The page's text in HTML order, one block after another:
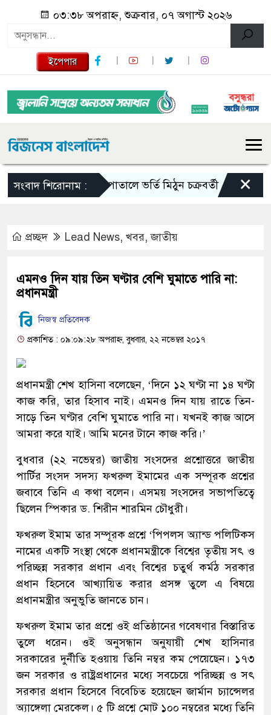
০৩:৩৮ অপরাহ্ন, শুক্রবার, ০৭ অগাস্ট ২০২৬
ইপেপার
সংবাদ শিরোনাম :হাসপাতালে ভর্তি মিঠুন চক্রবর্তী টাঙ্গাইলে
×
প্রচ্ছদ Lead News, খবর,জাতীয়
এমনও দিন যায় তিন ঘণ্টার বেশি ঘুমাতে পারি না:
প্রধানমন্ত্রী
নিজস্ব প্রতিবেদক
প্রকাশিত : ০৯:০৯:২৮ অপরাহ্ন, বুধবার, ২২ নভেম্বর ২০১৭
প্রধানমন্ত্রী শেখ হাসিনা বলেছেন, ‘দিনে ১২ ঘণ্টা না ১৪ ঘণ্টা
কাজ করি, তার হিসাব নাই। এমনও দিন যায় রাতে তিন-
সাড়ে তিন ঘণ্টার বেশি ঘুমাতে পারি না। যখনই কাজ আসে
আমরা করে যাই। আমি মনের টানে কাজ করি।’
বুধবার (২২ নভেম্বর) জাতীয় সংসদের প্রশ্নোত্তরে জাতীয়
পার্টির সংসদ সদস্য ফখরুল ইমামের এক সম্পূরক প্রশ্নের
জবাবে তিনি এ কথা বলেন। এসময় সংসদের সভাপতিত্বে
ছিলেন স্পিকার ড. শিরীন শারমিন চৌধুরী।
ফখরুল ইমাম তার সম্পূরক প্রশ্নে ‘পিপলস অ্যান্ড পলিটিকস
নামের একটি সংস্থা থেকে প্রধানমন্ত্রীকে বিশ্বের তৃতীয় সৎ ও
পরিচ্ছন্ন সরকার প্রধান এবং বিশ্বের চতুর্থ কর্মঠ সরকার
প্রধান হিসেবে আখ্যায়িত করার প্রসঙ্গ তুলে এ বিষয়ে
প্রধানমন্ত্রীর অনুভুতি জানতে চান।
ফখরুল ইমাম তার প্রশ্নে ওই প্রতিষ্ঠানের গবেষণার বিস্তারিত
তুলে ধরেন। ওই অনুসন্ধান অনুযায়ী শেখ হাসিনার
সরকারের দুর্নীতি হওয়ায় তিনি নম্বর কম পেয়েছেন। ১৭৩
জন সরকার ও রাষ্ট্রপ্রধানের মধ্যে সবচেয়ে পরিচ্ছন্ন ও সৎ
সরকার প্রধান হিসেবে বিবেচিত হয়েছেন জার্মান চ্যান্সেলর
অ্যাঙ্গেলা মেরকেল। ৫ টি প্রশ্নে মোট ১০০ নম্বরের মধ্যে তিনি